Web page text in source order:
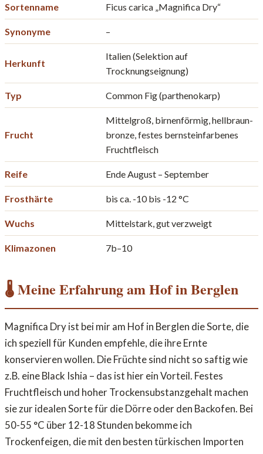
Sortenname Ficus carica „Magnifica Dry“
Synonyme –
Herkunft
Italien (Selektion auf
Trocknungseignung)
Typ Common Fig (parthenokarp)
Frucht
Mittelgroß, birnenförmig, hellbraun-
bronze, festes bernsteinfarbenes
Fruchtfleisch
Reife Ende August – September
Frosthärte bis ca. -10 bis -12 °C
Wuchs Mittelstark, gut verzweigt
Klimazonen 7b–10
🌡️ Meine Erfahrung am Hof in Berglen
Magnifica Dry ist bei mir am Hof in Berglen die Sorte, die
ich speziell für Kunden empfehle, die ihre Ernte
konservieren wollen. Die Früchte sind nicht so saftig wie
z.B. eine Black Ishia – das ist hier ein Vorteil. Festes
Fruchtfleisch und hoher Trockensubstanzgehalt machen
sie zur idealen Sorte für die Dörre oder den Backofen. Bei
50-55 °C über 12-18 Stunden bekomme ich
Trockenfeigen, die mit den besten türkischen Importen